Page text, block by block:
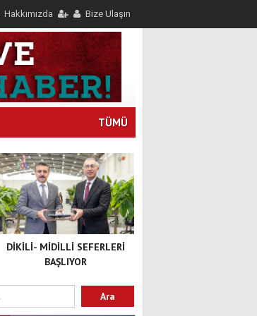
Hakkımızda Bize Ulaşın
TÜMÜ
DİKİLİ- MİDİLLİ SEFERLERİ
BAŞLIYOR